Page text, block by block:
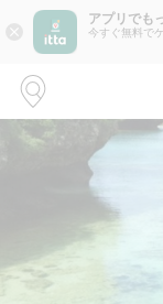
close
アプリでも
今すぐ無料で